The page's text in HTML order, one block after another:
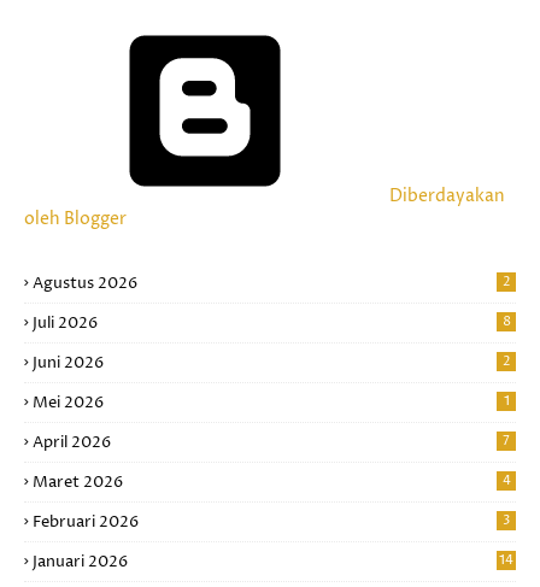
Diberdayakan
oleh Blogger
Agustus 2026 2
Juli 2026 8
Juni 2026 2
Mei 2026 1
April 2026 7
Maret 2026 4
Februari 2026 3
Januari 2026 14